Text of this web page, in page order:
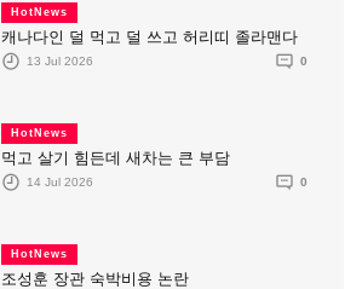
HotNews
캐나다인 덜 먹고 덜 쓰고 허리띠 졸라맨다
13 Jul 2026 0
HotNews
먹고 살기 힘든데 새차는 큰 부담
14 Jul 2026 0
HotNews
조성훈 장관 숙박비용 논란